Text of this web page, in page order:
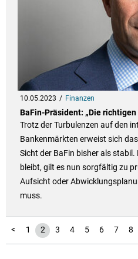
10.05.2023 Finanzen
BaFin-Präsident: „Die richtigen
Trotz der Turbulenzen auf den
Bankenmärkten erweist sich
Sicht der BaFin bisher als
bleibt, gilt es nun sorgfältig zu
Aufsicht oder
muss.
< 1 2 3 4 5 6 7 8
11
12
13
14
15
16